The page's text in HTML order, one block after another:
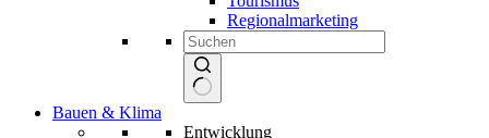
Regionalmarketing
Ergebnisse
Bauen & Klima
Entwicklung